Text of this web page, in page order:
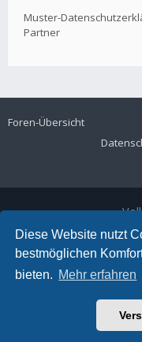
Diese Website nutzt
bestmöglichen
bieten. Mehr erfahren
Muster-
Partner
Foren-Übersicht
E-Mail: